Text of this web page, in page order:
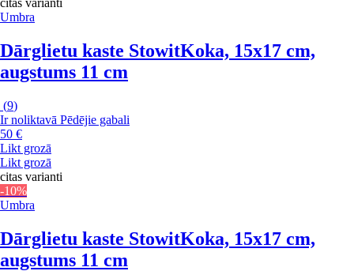
citas varianti
Umbra
Dārglietu kaste StowitKoka, 15x17 cm,
augstums 11 cm
(9)
Ir noliktavā Pēdējie gabali
50 €
Likt grozā
Likt grozā
citas varianti
-10%
Umbra
Dārglietu kaste StowitKoka, 15x17 cm,
augstums 11 cm